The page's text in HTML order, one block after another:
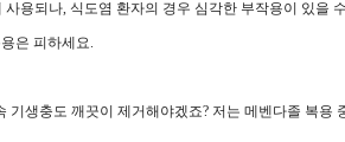
용되나, 식도염 환자의 경우 심각한 부작용이 있을
은 피하세요.
기생충도 깨끗이 제거해야겠죠? 저는 메벤다졸 복용